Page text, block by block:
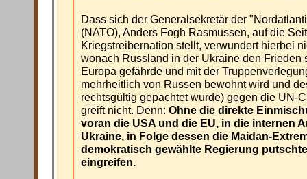
Dass sich der Generalsekretär der
(NATO), Anders Fogh Rasmussen, auf die
Kriegstreibernation stellt, verwundert hierbei
wonach Russland in der Ukraine den Frieden
Europa gefährde und mit der
mehrheitlich von Russen bewohnt wird und
rechtsgültig gepachtet wurde) gegen die UN-
greift nicht. Denn: Ohne die direkte
voran die USA und die EU, in die internen
Ukraine, in Folge dessen die Maidan-
demokratisch gewählte Regierung
eingreifen.